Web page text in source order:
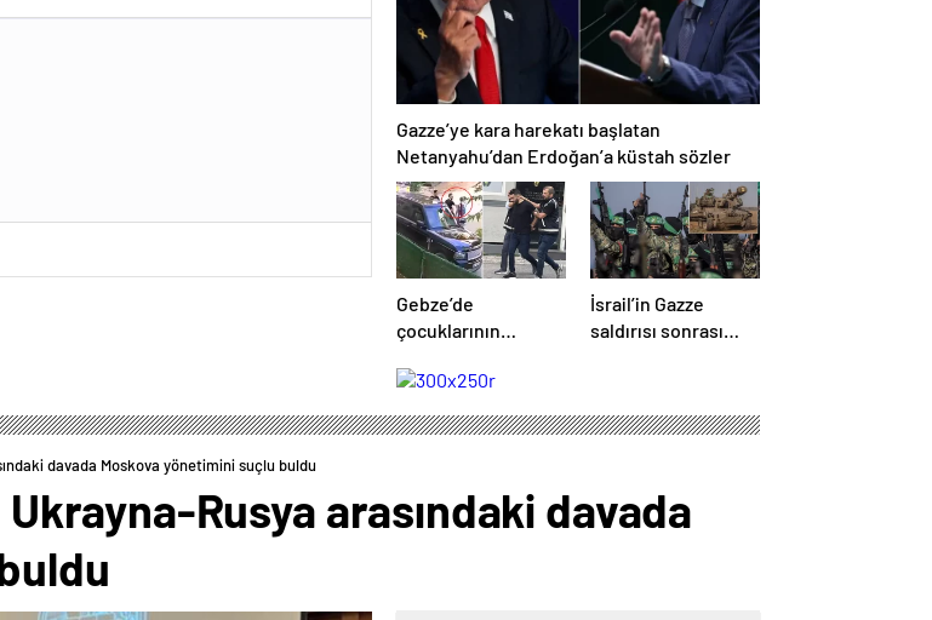
Gazze’ye kara harekatı başlatan
Netanyahu’dan Erdoğan’a küstah sözler
Gebze’de
çocuklarının
tokat atan sürücü
tutuklandı
İsrail’in Gazze
saldırısı sonrası
ettiler
davada Moskova yönetimini suçlu buldu
Rusya arasındaki davada